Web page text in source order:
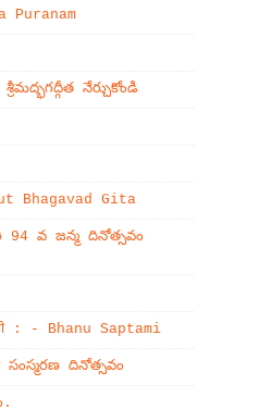
Puranam
నేర్చుకోండి
Bhagavad Gita
వ జన్మ దినోత్సవం
: - Bhanu Saptami
దినోత్సవం